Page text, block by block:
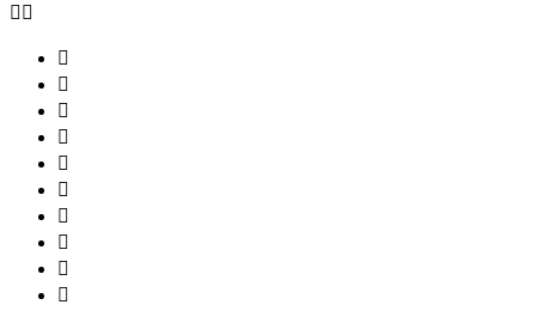
 









